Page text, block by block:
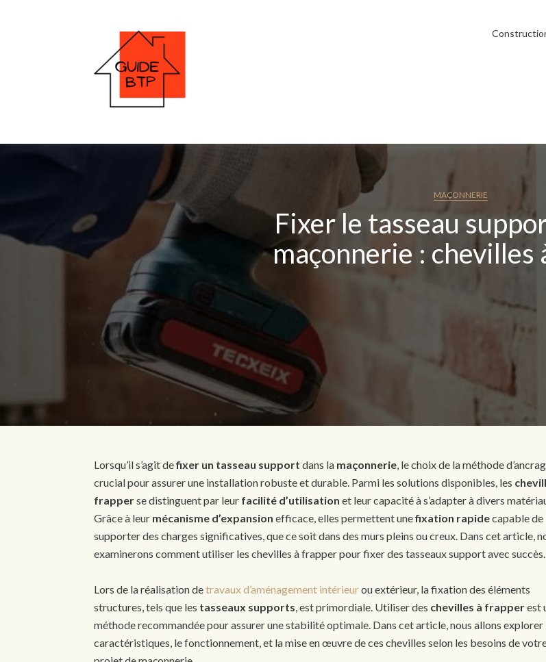
MAÇONNERIE
Fixer le tasseau
maçonnerie : chevilles
Lorsqu’il s’agit defixer un tasseau support dans la maçonnerie, le choix de la méthode
crucial pour assurer une installation robuste et durable. Parmi les solutions disponibles, les
frapperse distinguent par leur facilité d’utilisation et leur capacité à s’adapter à divers
Grâce à leur mécanisme d’expansion efficace, elles permettent unefixation rapidecapable de
supporter des charges significatives, que ce soit dans des murs pleins ou creux. Dans cet article,
examinerons comment utiliser les chevilles à frapper pour fixer des tasseaux support avec succès.
Lors de la réalisation detravaux d’aménagement intérieurou extérieur, la fixation des éléments
structures, tels que les tasseaux supports, est primordiale. Utiliser des chevilles à frapperest
méthode recommandée pour assurer une stabilité optimale. Dans cet article, nous allons explorer
caractéristiques, le fonctionnement, et la mise en œuvre de ces chevilles selon les besoins de